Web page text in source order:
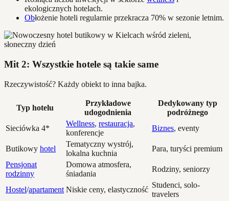
ekologicznych hotelach.
Obłożenie hoteli regularnie przekracza 70% w sezonie letnim.
Mit 2: Wszystkie hotele są takie same
Rzeczywistość? Każdy obiekt to inna bajka.
Typ hotelu
Przykładowe
udogodnienia
Dedykowany typ
podróżnego
Sieciówka 4*
Wellness, restauracja,
konferencje
Biznes, eventy
Butikowy hotel
Tematyczny wystrój,
lokalna kuchnia
Para, turyści premium
Pensjonat
rodzinny
Domowa atmosfera,
śniadania
Rodziny, seniorzy
Hostel/apartament Niskie ceny, elastyczność
Studenci, solo-
travelers